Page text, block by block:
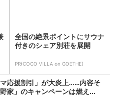
全国の絶景ポイントにサウナ
付きのシェア別荘を展開
PR(COCO VILLA on GOETHE)
応援割引」が大炎上……内容そ
家」のキャンペーンは燃え...